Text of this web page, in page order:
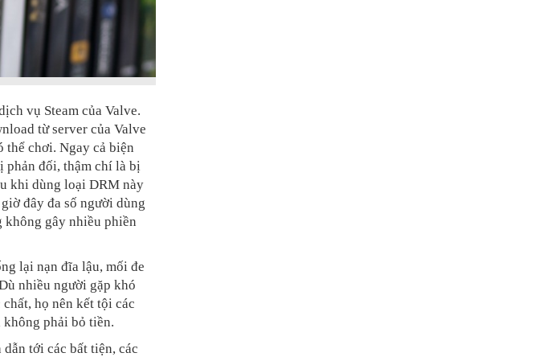
vụ Steam của Valve.
từ server của Valve
thể chơi. Ngay cả biện
phản đối, thậm chí là bị
khi dùng loại DRM này
đây đa số người dùng
không gây nhiều phiền
lại nạn đĩa lậu, mối đe
nhiều người gặp khó
họ nên kết tội các
phải bỏ tiền.
tới các bất tiện, các